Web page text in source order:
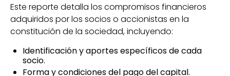
Este reporte detalla los compromisos financieros
adquiridos por los socios o accionistas en la
constitución de la sociedad, incluyendo:
Identificación y aportes específicos de cada
socio.
Forma y condiciones del pago del capital.